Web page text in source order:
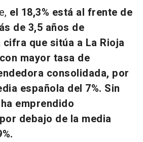
el 18,3% está al frente de
de 3,5 años de
que sitúa a La Rioja
mayor tasa de
consolidada, por
española del 7%. Sin
emprendido
debajo de la media